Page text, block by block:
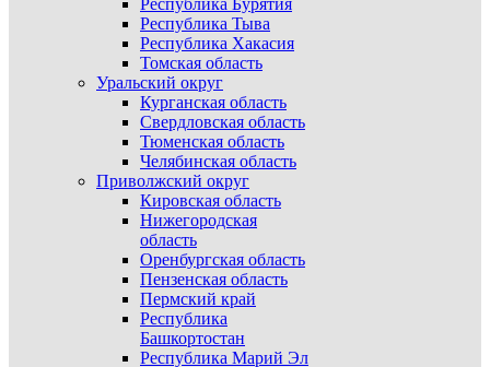
Республика Бурятия
Республика Тыва
Республика Хакасия
Томская область
Уральский округ
Курганская область
Свердловская область
Тюменская область
Челябинская область
Приволжский округ
Кировская область
Нижегородская
область
Оренбургская область
Пензенская область
Пермский край
Республика
Башкортостан
Республика Марий Эл